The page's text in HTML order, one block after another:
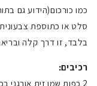
כמו כורכום(הידוע גם
בלבד, זו דרך קלה
רכיבים:
2 כפות שמן זית אורגני בכבישה קרה